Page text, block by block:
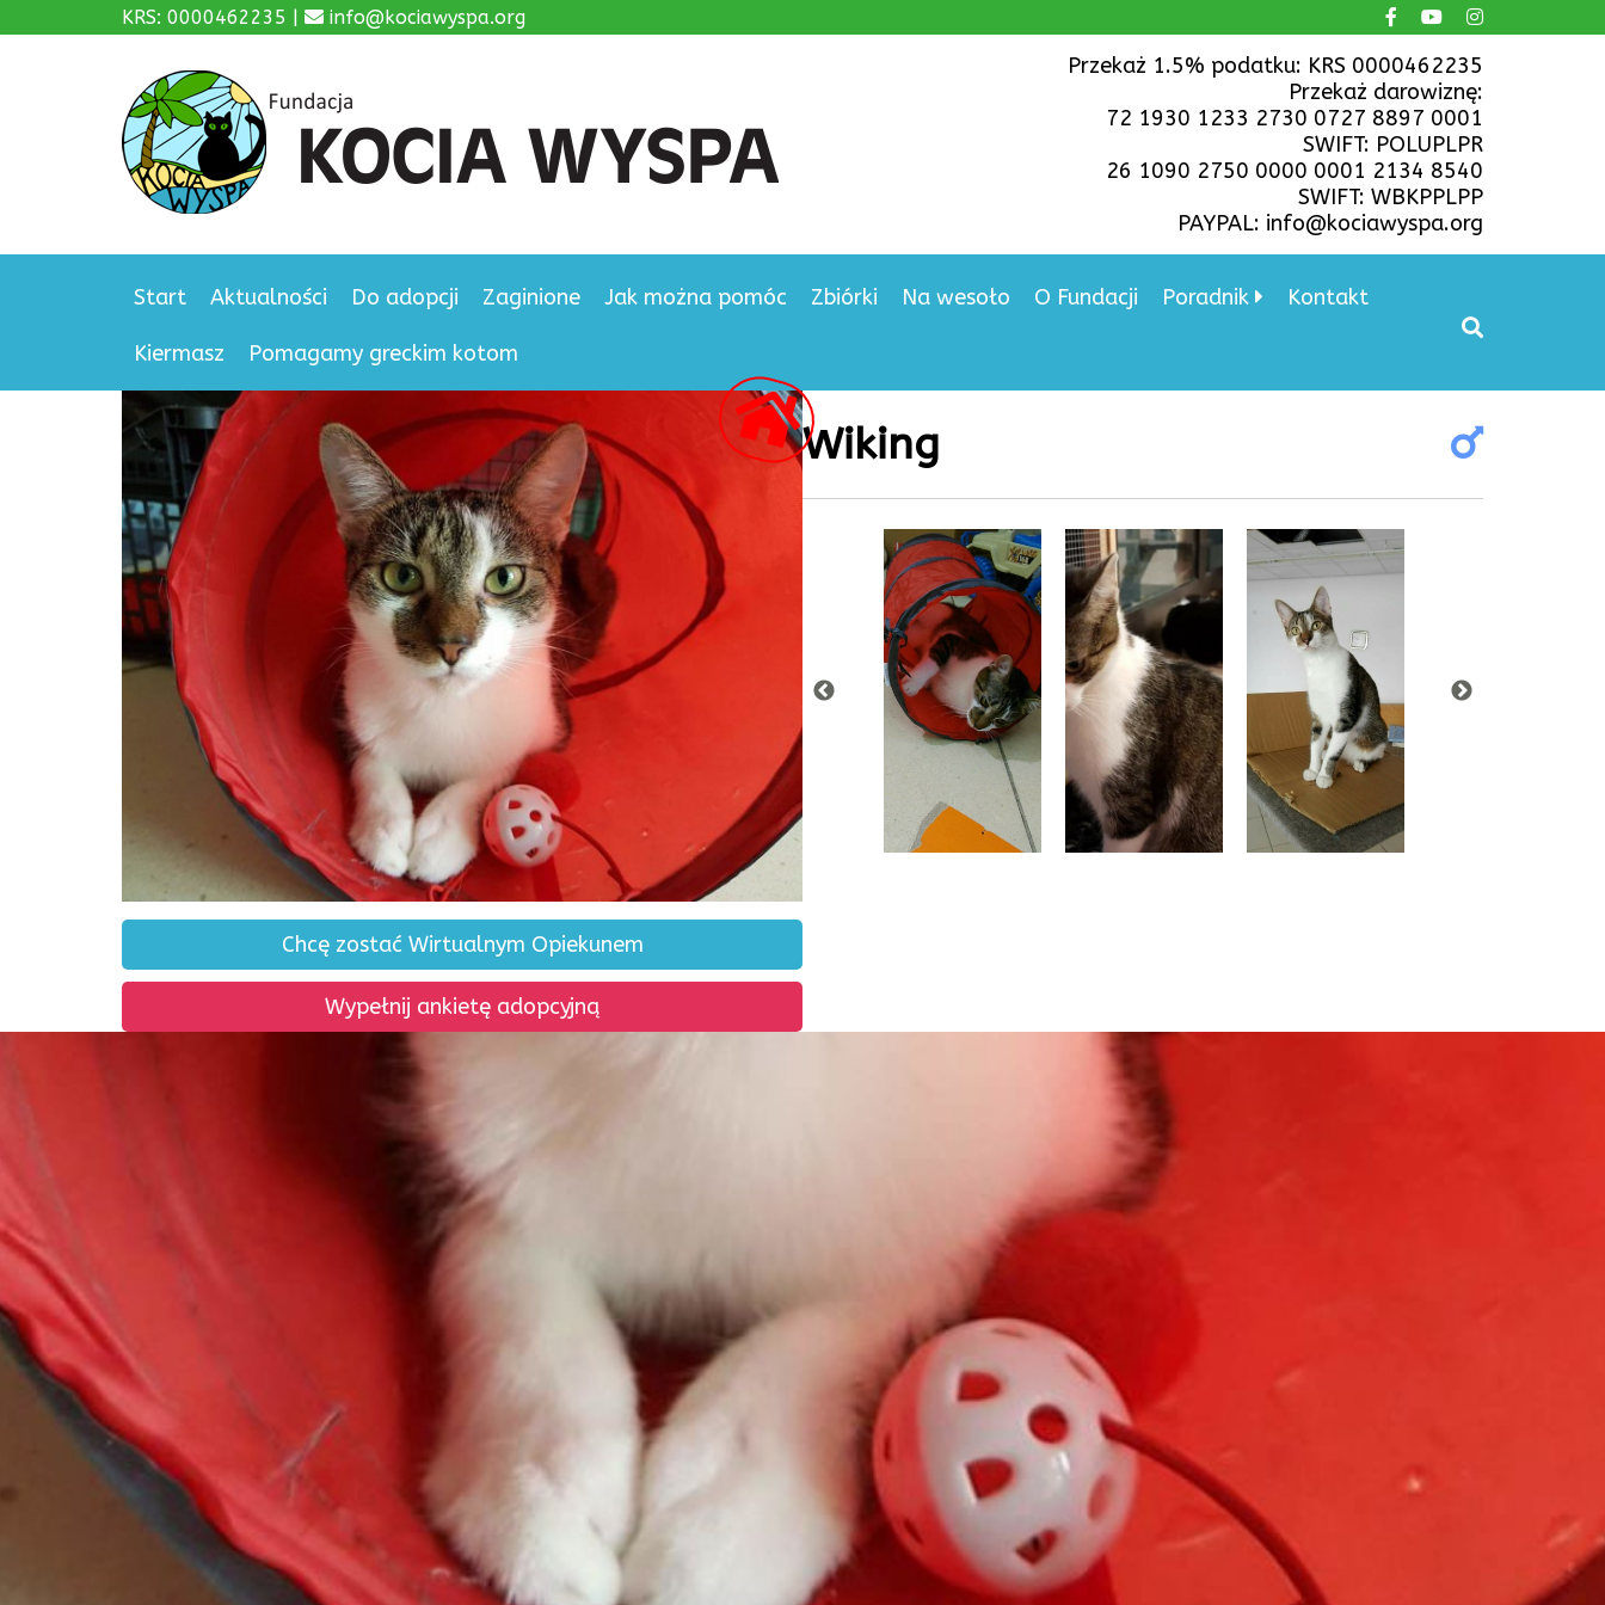
KRS: 0000462235 | info@kociawyspa.org
Przekaż 1.5% podatku: KRS 0000462235
Przekaż darowiznę:
72 1930 1233 2730 0727 8897 0001
SWIFT: POLUPLPR
26 1090 2750 0000 0001 2134 8540
SWIFT: WBKPPLPP
PAYPAL: info@kociawyspa.org
Start Aktualności Do adopcji Zaginione Jak można pomóc Zbiórki Na wesoło O Fundacji Poradnik Kontakt
Kiermasz Pomagamy greckim kotom
Chcę zostać Wirtualnym Opiekunem
Wypełnij ankietę adopcyjną
Wiking